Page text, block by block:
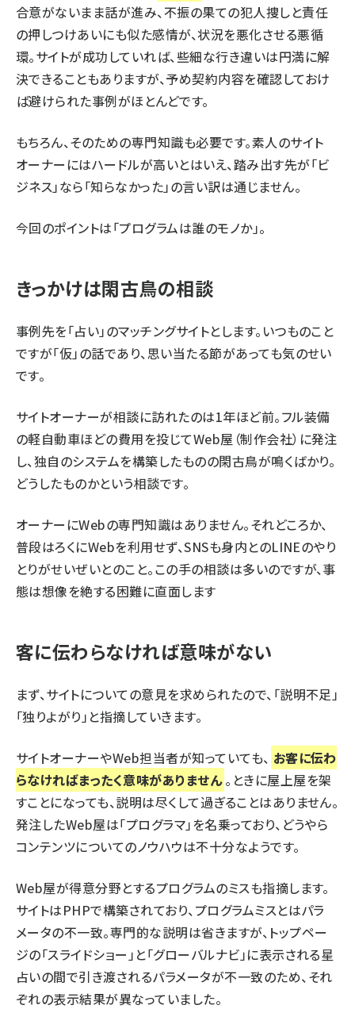
合意がないまま話が進み、不振の果ての犯人捜しと責任
の押しつけあいにも似た感情が、状況を悪化させる悪循
環。サイトが成功していれば、些細な行き違いは円満に解
決できることもありますが、予め契約内容を確認しておけ
ば避けられた事例がほとんどです。
もちろん、そのための専門知識も必要です。素人のサイト
オーナーにはハードルが高いとはいえ、踏み出す先が「ビ
ジネス」なら「知らなかった」の言い訳は通じません。
今回のポイントは「プログラムは誰のモノか」。
きっかけは閑古鳥の相談
事例先を「占い」のマッチングサイトとします。いつものこと
ですが「仮」の話であり、思い当たる節があっても気のせい
です。
サイトオーナーが相談に訪れたのは1年ほど前。フル装備
の軽自動車ほどの費用を投じてWeb屋（制作会社）に発注
し、独自のシステムを構築したものの閑古鳥が鳴くばかり。
どうしたものかという相談です。
オーナーにWebの専門知識はありません。それどころか、
普段はろくにWebを利用せず、SNSも身内とのLINEのやり
とりがせいぜいとのこと。この手の相談は多いのですが、事
態は想像を絶する困難に直面します
客に伝わらなければ意味がない
まず、サイトについての意見を求められたので、「説明不足」
「独りよがり」と指摘していきます。
サイトオーナーやWeb担当者が知っていても、 お客に伝わ
らなければまったく意味がありません 。ときに屋上屋を架
すことになっても、説明は尽くして過ぎることはありません。
発注したWeb屋は「プログラマ」を名乗っており、どうやら
コンテンツについてのノウハウは不十分なようです。
Web屋が得意分野とするプログラムのミスも指摘します。
サイトはPHPで構築されており、プログラムミスとはパラ
メータの不一致。専門的な説明は省きますが、トップペー
ジの「スライドショー」と「グローバルナビ」に表示される星
占いの間で引き渡されるパラメータが不一致のため、それ
ぞれの表示結果が異なっていました。